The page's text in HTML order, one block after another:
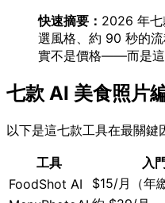
快速摘要： 2026 年
選風格、約 90 秒的
實不是價格——而是這
七款 AI 美食照片
以下是這七款工具在最關
工具 入
FoodShot AI
$15/月（年